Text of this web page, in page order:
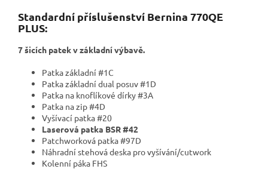
Standardní příslušenství Bernina 770QE
PLUS:
7 šicích patek v základní výbavě.
Patka základní #1C
Patka základní dual posuv #1D
Patka na knoflíkové dírky #3A
Patka na zip #4D
Vyšívací patka #20
Laserová patka BSR #42
Patchworková patka #97D
Náhradní stehová deska pro vyšívání/cutwork
Kolenní páka FHS